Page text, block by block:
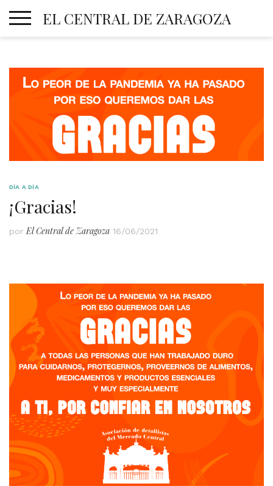
EL CENTRAL DE ZARAGOZA
DÍA A DÍA
¡Gracias!
porEl Central de Zaragoza 16/06/2021